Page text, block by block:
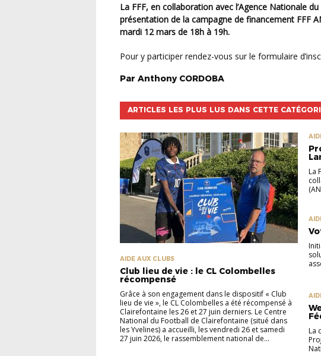
La FFF, en collaboration avec l’Agence Nationale du Sport (ANS), organise un webinaire de
présentation de la campagne de financement FFF
mardi 12 mars de 18h à 19h.
Pour y participer rendez-vous sur le formulaire
Par Anthony CORDOBA
ARTICLES LES PLUS LUS DANS CETTE
AIDE AUX CLUBS
Club lieu de vie : le CL Colombelles
récompensé
Grâce à son engagement dans le dispositif « Club
lieu de vie », le CL Colombelles a été récompensé à
Clairefontaine les 26 et 27 juin derniers. Le Centre
National du Football de Clairefontaine (situé dans
les Yvelines) a accueilli, les vendredi 26 et samedi
27 juin 2026, le rassemblement national de...
La
La